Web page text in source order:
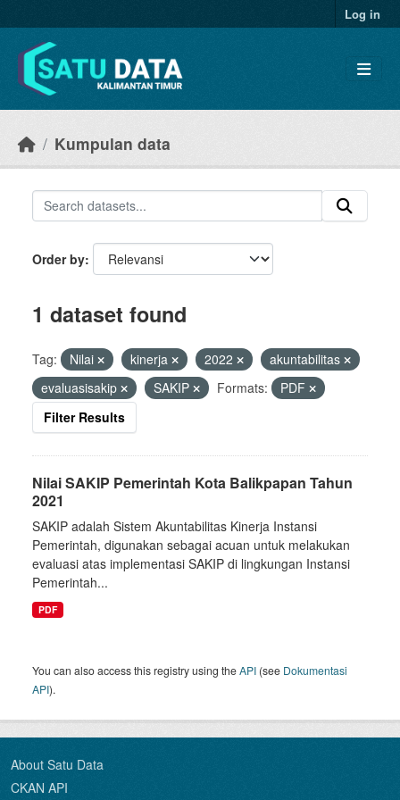
Log in
Kumpulan data
Order by
1 dataset found
Tag: Nilai kinerja 2022
akuntabilitas
evaluasisakip
SAKIP Formats:
PDF
Filter Results
Nilai SAKIP Pemerintah Kota Balikpapan Tahun
2021
SAKIP adalah Sistem Akuntabilitas Kinerja Instansi
Pemerintah, digunakan sebagai acuan untuk melakukan
evaluasi atas implementasi SAKIP di lingkungan Instansi
Pemerintah...
PDF
You can also access this registry using theAPI (see Dokumentasi
API).
About Satu Data
CKAN API